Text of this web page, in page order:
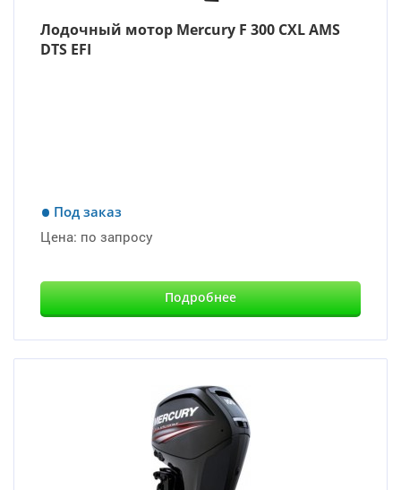
Лодочный мотор Mercury F 300 CXL AMS
DTS EFI
Под заказ
Цена: по запросу
Подробнее